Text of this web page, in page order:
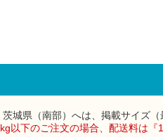
城県（南部）へは、掲載サイズ
下のご注文の場合、配送料は『